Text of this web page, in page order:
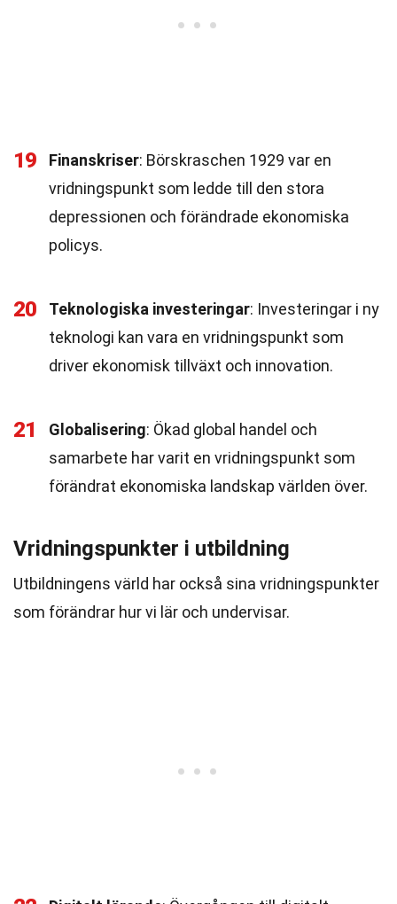
19 Finanskriser: Börskraschen 1929 var en
vridningspunkt som ledde till den stora
depressionen och förändrade ekonomiska
policys.
20 Teknologiska investeringar: Investeringar i ny
teknologi kan vara en vridningspunkt som
driver ekonomisk tillväxt och innovation.
21 Globalisering: Ökad global handel och
samarbete har varit en vridningspunkt som
förändrat ekonomiska landskap världen över.
Vridningspunkter i utbildning
Utbildningens värld har också sina vridningspunkter
som förändrar hur vi lär och undervisar.